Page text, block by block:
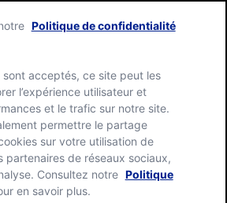
Politique de confidentialité
sont acceptés, ce site peut les
l’expérience utilisateur et
et le trafic sur notre site.
permettre le partage
sur votre utilisation de
partenaires de réseaux sociaux,
Consultez notre Politique
en savoir plus.